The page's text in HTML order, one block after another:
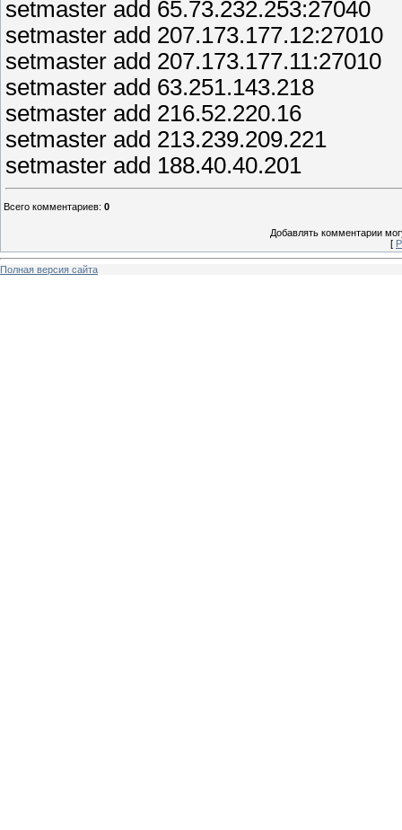
setmaster add 65.73.232.253:27040
setmaster add 207.173.177.12:27010
setmaster add 207.173.177.11:27010
setmaster add 63.251.143.218
setmaster add 216.52.220.16
setmaster add 213.239.209.221
setmaster add 188.40.40.201
Всего комментариев: 0
Добавлять комментарии
[
Полная версия сайта